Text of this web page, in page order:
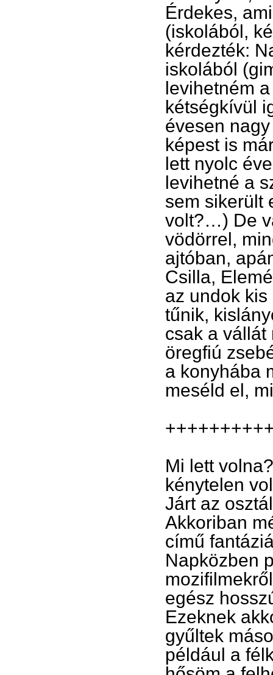
Érdekes,
(iskolából,
kérdezték:
iskolából
levihetném
kétségkívül
évesen
képest is
lett nyolc
levihetné a
sem sikerült
volt?…) De
vödörrel,
ajtóban,
Csilla,
az undok kis
tűnik,
csak a vállát
öregfiú
a konyhába
meséld el,
Mi lett
kénytelen
Járt az
Akkoriban
című
Napközben
egész
Ezeknek
gyűltek
például a